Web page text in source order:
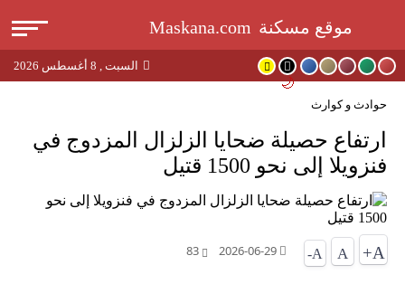
السبت , 8 أغسطس 2026 بحث
موقع مسكنة Maskana.com
🌙
حوادث و كوارث
ارتفاع حصيلة ضحايا الزلزال المزدوج في
فنزويلا إلى نحو 1500 قتيل
A+
A
A-
2026-06-29